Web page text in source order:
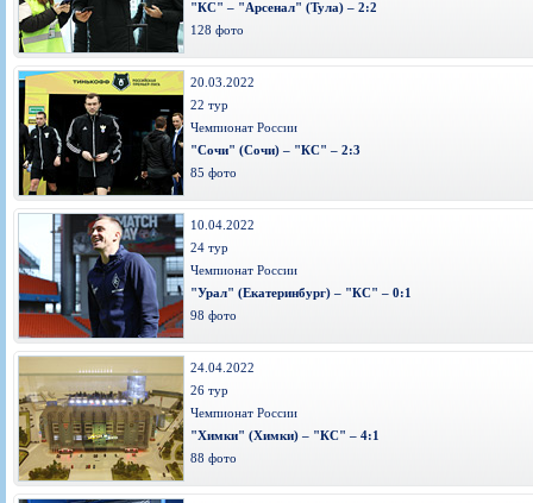
"КС" – "Арсенал" (Тула) – 2:2
128 фото
20.03.2022
22 тур
Чемпионат России
"Сочи" (Сочи) – "КС" – 2:3
85 фото
10.04.2022
24 тур
Чемпионат России
"Урал" (Екатеринбург) – "КС" – 0:1
98 фото
24.04.2022
26 тур
Чемпионат России
"Химки" (Химки) – "КС" – 4:1
88 фото